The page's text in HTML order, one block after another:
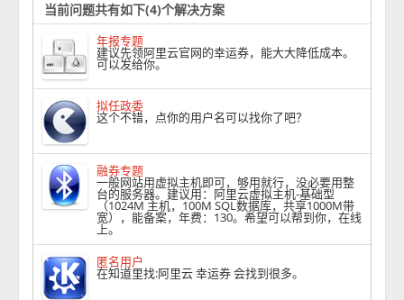
当前问题共有如下(4)个解决方案
年报专题
建议先领阿里云官网的幸运券，能大大降低成本。
可以发给你。
拟任政委
这个不错，点你的用户名可以找你了吧？
融券专题
一般网站用虚拟主机即可，够用就行，没必要用整
台的服务器。建议用：阿里云虚拟主机-基础型
（1024M 主机，100M SQL数据库，共享1000M带
宽），能备案，年费：130。希望可以帮到你，在线
上。
匿名用户
在知道里找:阿里云 幸运券 会找到很多。